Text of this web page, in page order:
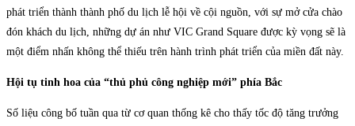
phát triển thành thành phố du lịch lễ hội về cội nguồn, với sự mở cửa chào
đón khách du lịch, những dự án như VIC Grand Square được kỳ vọng sẽ là
một điểm nhấn không thể thiếu trên hành trình phát triển của miền đất này.
Hội tụ tinh hoa của “thủ phủ công nghiệp mới” phía Bắc
Số liệu công bố tuần qua từ cơ quan thống kê cho thấy tốc độ tăng trưởng